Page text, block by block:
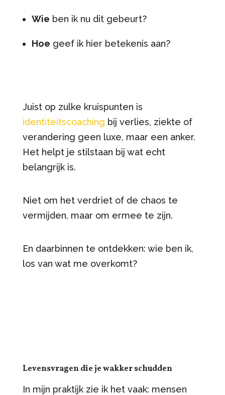
Wie ben ik nu dit gebeurt?
Hoe geef ik hier betekenis aan?
Juist op zulke kruispunten is
identiteitscoaching bij verlies, ziekte of
verandering geen luxe, maar een anker.
Het helpt je stilstaan bij wat echt
belangrijk is.
Niet om het verdriet of de chaos te
vermijden, maar om ermee te zijn.
En daarbinnen te ontdekken: wie ben ik,
los van wat me overkomt?
Levensvragen die je wakker schudden
In mijn praktijk zie ik het vaak: mensen